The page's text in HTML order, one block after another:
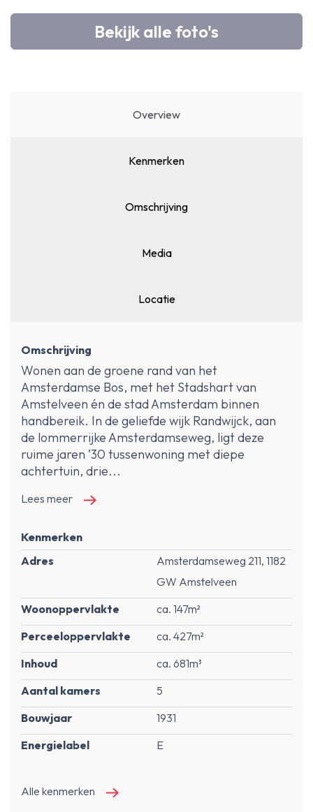
Bekijk alle foto's
Overview
Kenmerken
Omschrijving
Media
Locatie
Omschrijving
Wonen aan de groene rand van het
Amsterdamse Bos, met het Stadshart van
Amstelveen én de stad Amsterdam binnen
handbereik. In de geliefde wijk Randwijck, aan
de lommerrijke Amsterdamseweg, ligt deze
ruime jaren ’30 tussenwoning met diepe
achtertuin, drie...
Lees meer
Kenmerken
Adres
Amsterdamseweg 211, 1182
GW Amstelveen
Woonoppervlakte
ca. 147m²
Perceeloppervlakte
ca. 427m²
Inhoud
ca. 681m³
Aantal kamers
5
Bouwjaar
1931
Energielabel
E
Alle kenmerken